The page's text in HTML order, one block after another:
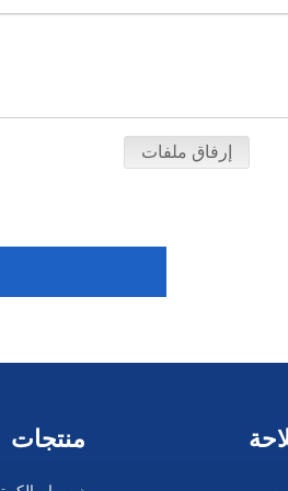
إرفاق ملفات
منتجات